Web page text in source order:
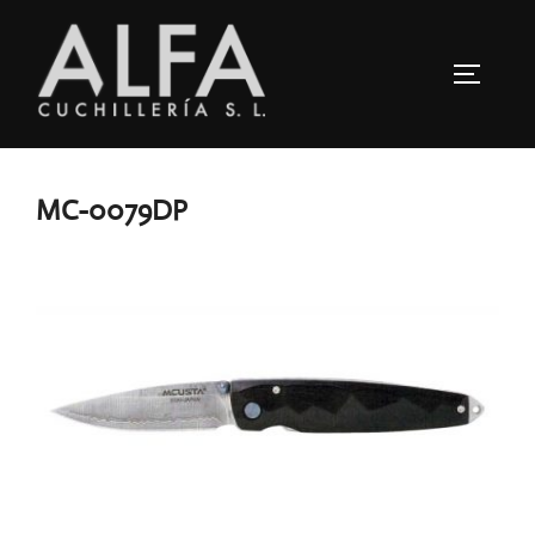
contenido
MC-0079DP